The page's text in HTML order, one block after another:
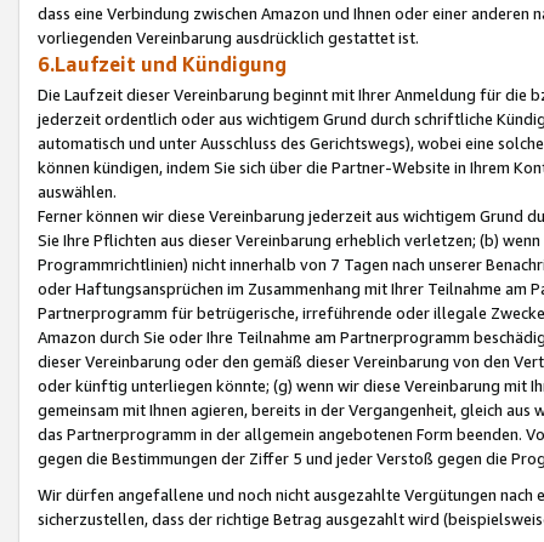
dass eine Verbindung zwischen Amazon und Ihnen oder einer
vorliegenden Vereinbarung ausdrücklich gestattet ist.
6.Laufzeit und Kündigung
Die Laufzeit dieser Vereinbarung beginnt mit Ihrer Anmeldung für die
jederzeit ordentlich oder aus wichtigem Grund durch schriftliche
automatisch und unter Ausschluss des Gerichtswegs), wobei eine
können kündigen, indem Sie sich über die Partner-Website in Ihrem
auswählen.
Ferner können wir diese Vereinbarung jederzeit aus wichtigem Grund
Sie Ihre Pflichten aus dieser Vereinbarung erheblich verletzen; (b)
Programmrichtlinien) nicht innerhalb von 7 Tagen nach unserer
oder Haftungsansprüchen im Zusammenhang mit Ihrer Teilnahme am
Partnerprogramm für betrügerische, irreführende oder illegale
Amazon durch Sie oder Ihre Teilnahme am Partnerprogramm
dieser Vereinbarung oder den gemäß dieser Vereinbarung von den
oder künftig unterliegen könnte; (g) wenn wir diese Vereinbarung mit
gemeinsam mit Ihnen agieren, bereits in der Vergangenheit, gleich
das Partnerprogramm in der allgemein angebotenen Form beenden.
gegen die Bestimmungen der Ziffer 5 und jeder Verstoß gegen die
Wir dürfen angefallene und noch nicht ausgezahlte Vergütungen
sicherzustellen, dass der richtige Betrag ausgezahlt wird